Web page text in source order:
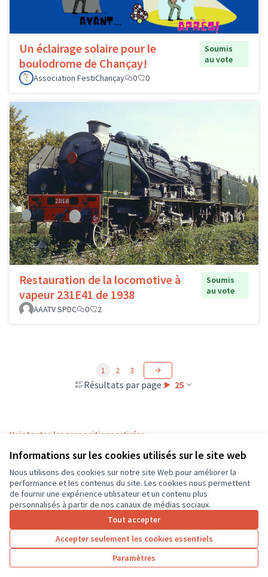
Informations sur les cookies utilisés sur le site web
Nous utilisons des cookies sur notre site Web pour améliorer la
performance et les contenus du site. Les cookies nous permettent
de fournir une expérience utilisateur et un contenu plus
personnalisés à partir de nos canaux de médias sociaux.
Tout accepter
Accepter seulement les cookies essentiels
Paramètres
Un éclairage solaire pour le
boulodrome de Chançay!
Soumis
au vote
Association FestiChançay
0 0
Restauration de la locomotive à
vapeur 231E41 de 1938
Soumis
au vote
AAATV SPDC
0 2
Résultats par page : 25
1 2 3
Voir toutes les propositions retirées
Conditions d'utilisation
Paramètres des cookies
CD37 sur X
(Lien externe)
CD37 sur Facebook
CD37 sur Instagram
CD37 sur YouTube
(Lien externe)
Site réalisé grâce aulogiciel libre Decidim .
Licence
(Lien